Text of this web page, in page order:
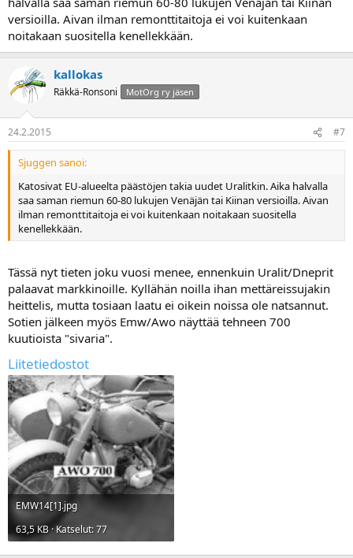
versioilla. Aivan ilman remonttitaitoja ei voi kuitenkaan
noitakaan suositella kenellekkään.
kallokas
Räkkä-Ronsoni MotOrg ry jäsen
24.2.2015 #7
Sjuggen sanoi:
Katosivat EU-alueelta päästöjen takia uudet Uralitkin. Aika halvalla
saa saman riemun 60-80 lukujen Venäjän tai Kiinan versioilla. Aivan
ilman remonttitaitoja ei voi kuitenkaan noitakaan suositella
kenellekkään.
Tässä nyt tieten joku vuosi menee, ennenkuin Uralit/Dneprit
palaavat markkinoille. Kyllähän noilla ihan mettäreissujakin
heittelis, mutta tosiaan laatu ei oikein noissa ole natsannut.
Sotien jälkeen myös Emw/Awo näyttää tehneen 700
kuutioista "sivaria".
Liitetiedostot
EMW14[1].jpg
63,5 KB · Katselut: 77